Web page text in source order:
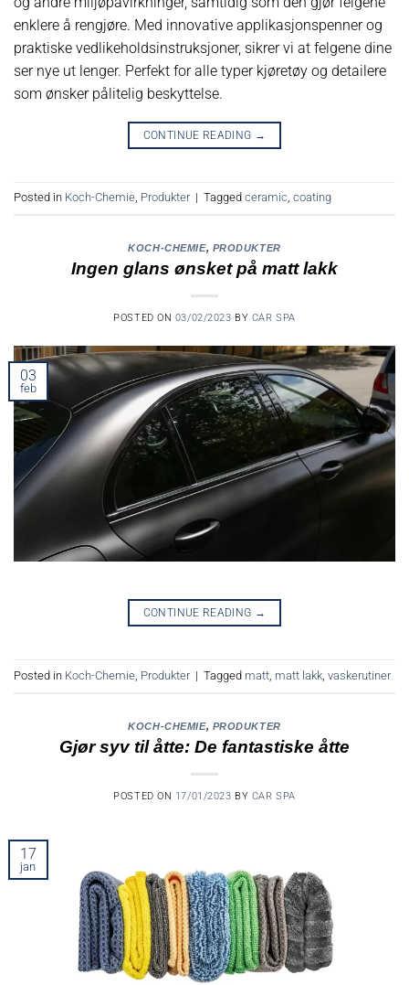
enklere å rengjøre. Med innovative applikasjonspenner og
praktiske vedlikeholdsinstruksjoner, sikrer vi at felgene dine
ser nye ut lenger. Perfekt for alle typer kjøretøy og detailere
som ønsker pålitelig beskyttelse.
CONTINUE READING →
Posted in Koch-Chemie, Produkter | Tagged ceramic, coating
KOCH-CHEMIE, PRODUKTER
Ingen glans ønsket på matt lakk
POSTED ON 03/02/2023 BY CAR SPA
03
feb
CONTINUE READING →
Posted in Koch-Chemie Produkter | Tagged matt matt lakk vaskerutiner
KOCH-CHEMIE, PRODUKTER
Gjør syv til åtte: De fantastiske åtte
POSTED ON 17/01/2023 BY CAR SPA
17
jan